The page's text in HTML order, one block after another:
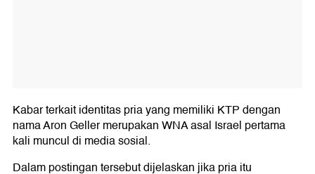
Kabar terkait identitas pria yang memiliki KTP dengan
nama Aron Geller merupakan WNA asal Israel pertama
kali muncul di media sosial.
Dalam postingan tersebut dijelaskan jika pria itu